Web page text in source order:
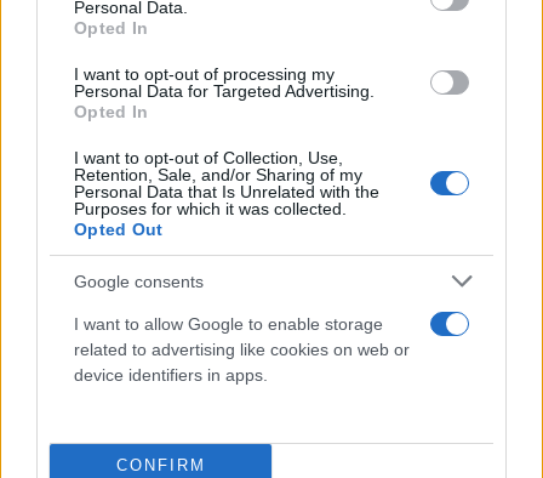
Personal Data.
Opted In
I want to opt-out of processing my
Personal Data for Targeted Advertising.
Opted In
I want to opt-out of Collection, Use,
Retention, Sale, and/or Sharing of my
Personal Data that Is Unrelated with the
Purposes for which it was collected.
Opted Out
Google consents
I want to allow Google to enable storage
related to advertising like cookies on web or
device identifiers in apps.
CONFIRM
FLASH FOCUS